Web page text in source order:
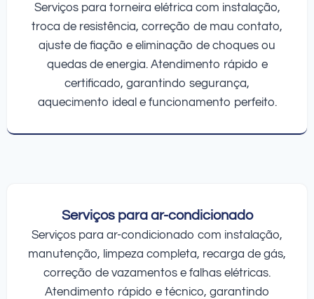
Serviços para torneira elétrica com instalação,
troca de resistência, correção de mau contato,
ajuste de fiação e eliminação de choques ou
quedas de energia. Atendimento rápido e
certificado, garantindo segurança,
aquecimento ideal e funcionamento perfeito.
Serviços para ar-condicionado
Serviços para ar-condicionado com instalação,
manutenção, limpeza completa, recarga de gás,
correção de vazamentos e falhas elétricas.
Atendimento rápido e técnico, garantindo